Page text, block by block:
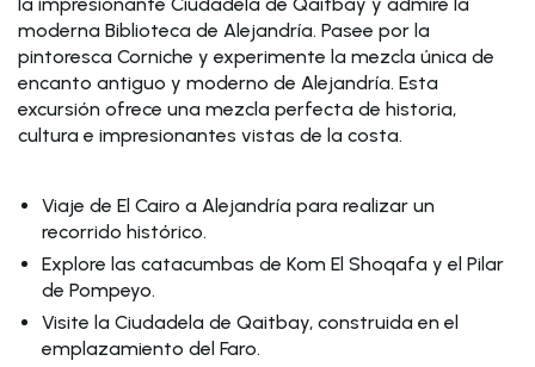
moderna Biblioteca de Alejandría. Pasee por la
pintoresca Corniche y experimente la mezcla única de
encanto antiguo y moderno de Alejandría. Esta
excursión ofrece una mezcla perfecta de historia,
cultura e impresionantes vistas de la costa.
Viaje de El Cairo a Alejandría para realizar un
recorrido histórico.
Explore las catacumbas de Kom El Shoqafa y el Pilar
de Pompeyo.
Visite la Ciudadela de Qaitbay, construida en el
emplazamiento del Faro.